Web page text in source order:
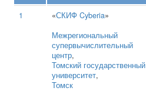
1
«СКИФ Cyberia»
Межрегиональный
супервычислительный
центр,
Томский государственный
университет,
Томск